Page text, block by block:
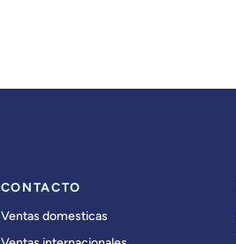
CONTACTO
Ventas domesticas